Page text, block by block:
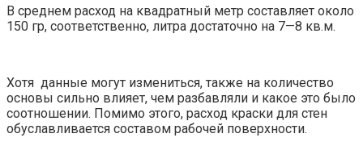
В среднем расход на квадратный метр составляет около
150 гр, соответственно, литра достаточно на 7—8 кв.м.
Хотя данные могут измениться, также на количество
основы сильно влияет, чем разбавляли и какое это было
соотношении. Помимо этого, расход краски для стен
обуславливается составом рабочей поверхности.